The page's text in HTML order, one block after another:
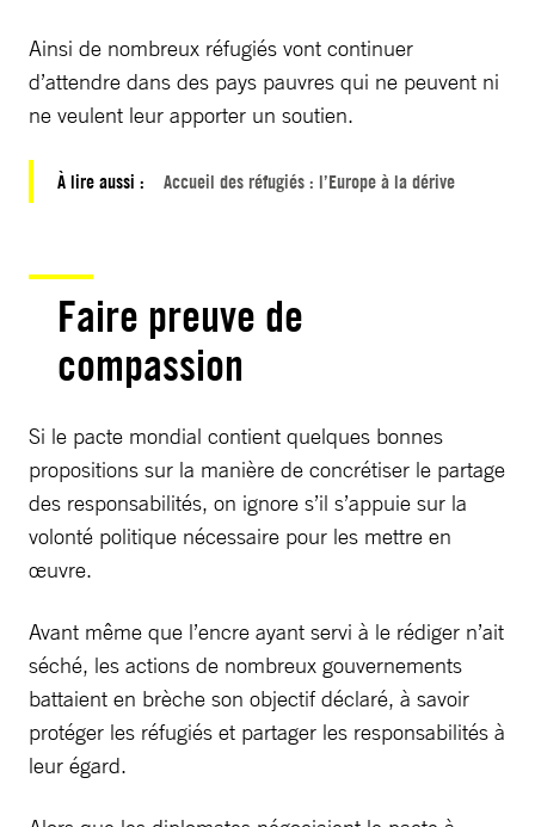
Ainsi de nombreux réfugiés vont continuer
d’attendre dans des pays pauvres qui ne peuvent ni
ne veulent leur apporter un soutien.
À lire aussi : Accueil des réfugiés : l’Europe à la dérive
Faire preuve de
compassion
Si le pacte mondial contient quelques bonnes
propositions sur la manière de concrétiser le partage
des responsabilités, on ignore s’il s’appuie sur la
volonté politique nécessaire pour les mettre en
œuvre.
Avant même que l’encre ayant servi à le rédiger n’ait
séché, les actions de nombreux gouvernements
battaient en brèche son objectif déclaré, à savoir
protéger les réfugiés et partager les responsabilités à
leur égard.